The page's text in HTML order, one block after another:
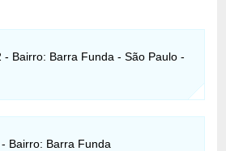
- Bairro: Barra Funda - São Paulo -
Bairro: Barra Funda